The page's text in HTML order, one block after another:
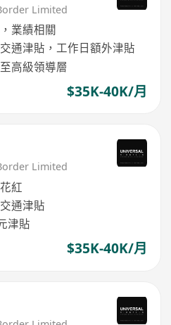
Limited
業績相關
通津貼，工作日額外津貼
高級領導層
$35K-40K/月
Limited
紅
通津貼
津貼
$35K-40K/月